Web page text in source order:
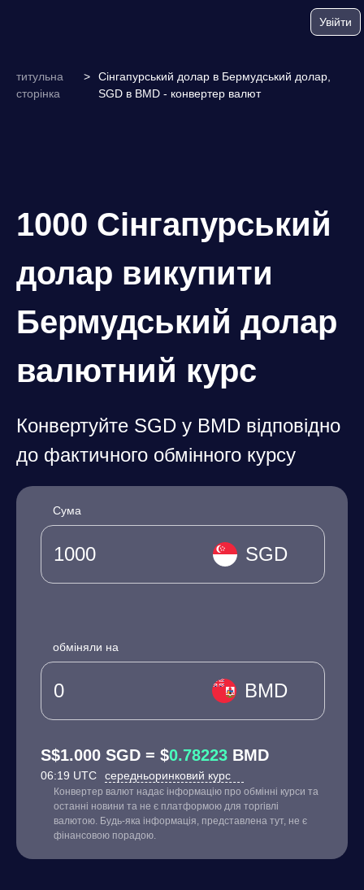
Увійти
титульна
сторінка
>
Сінгапурський долар в Бермудський долар,
SGD в BMD - конвертер валют
1000 Сінгапурський
долар викупити
Бермудський долар
валютний курс
Конвертуйте SGD у BMD відповідно
до фактичного обмінного курсу
Сума
SGD
обміняли на
BMD
S$1.000 SGD = $0.78223 BMD
06:19 UTC середньоринковий курс
Конвертер валют надає інформацію про обмінні курси та
останні новини та не є платформою для торгівлі
валютою. Будь-яка інформація, представлена тут, не є
фінансовою порадою.